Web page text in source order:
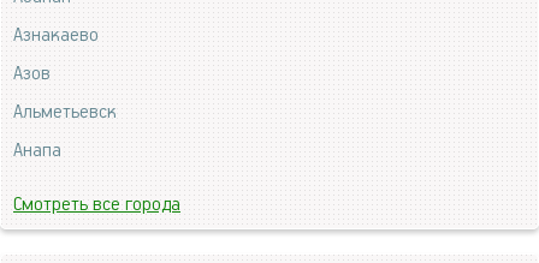
Азнакаево
Азов
Альметьевск
Анапа
Смотреть все города